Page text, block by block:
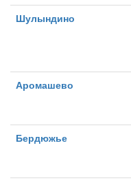
Шулындино
Аромашево
Бердюжье